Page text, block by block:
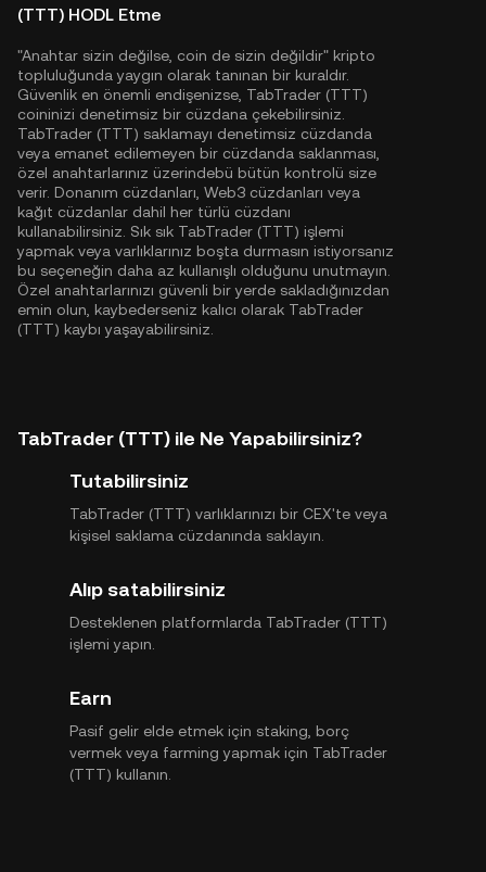
(TTT) HODL Etme
"Anahtar sizin değilse, coin de sizin değildir" kripto
topluluğunda yaygın olarak tanınan bir kuraldır.
Güvenlik en önemli endişenizse, TabTrader (TTT)
coininizi denetimsiz bir cüzdana çekebilirsiniz.
TabTrader (TTT) saklamayı denetimsiz cüzdanda
veya emanet edilemeyen bir cüzdanda saklanması,
özel anahtarlarınız üzerindebü bütün kontrolü size
verir. Donanım cüzdanları, Web3 cüzdanları veya
kağıt cüzdanlar dahil her türlü cüzdanı
kullanabilirsiniz. Sık sık TabTrader (TTT) işlemi
yapmak veya varlıklarınız boşta durmasın istiyorsanız
bu seçeneğin daha az kullanışlı olduğunu unutmayın.
Özel anahtarlarınızı güvenli bir yerde sakladığınızdan
emin olun, kaybederseniz kalıcı olarak TabTrader
(TTT) kaybı yaşayabilirsiniz.
TabTrader (TTT) ile Ne Yapabilirsiniz?
Tutabilirsiniz
TabTrader (TTT) varlıklarınızı bir CEX'te veya
kişisel saklama cüzdanında saklayın.
Alıp satabilirsiniz
Desteklenen platformlarda TabTrader (TTT)
işlemi yapın.
Earn
Pasif gelir elde etmek için staking, borç
vermek veya farming yapmak için TabTrader
(TTT) kullanın.